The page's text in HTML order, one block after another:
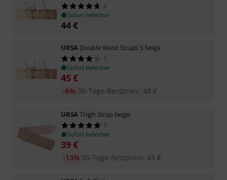
3
Sofort lieferbar
44€
URSA Double Waist Straps S beige
1
Sofort lieferbar
45€
30-Tage-Bestpreis: 48 €
-6%
URSAThigh Strap beige
1
Sofort lieferbar
39€
30-Tage-Bestpreis: 45 €
-13%